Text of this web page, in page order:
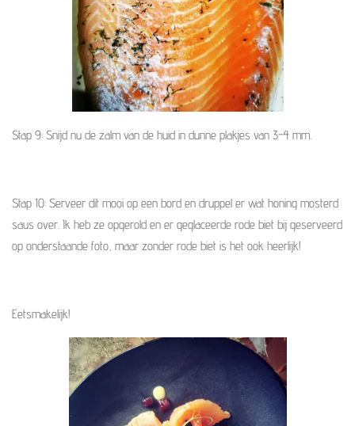
Stap 9: Snijd nu de zalm van de huid in dunne plakjes van 3-4 mm.
Stap 10: Serveer dit mooi op een bord en druppel er wat honing mosterd
saus over. Ik heb ze opgerold en er geglaceerde rode biet bij geserveerd
op onderstaande foto, maar zonder rode biet is het ook heerlijk!
Eetsmakelijk!